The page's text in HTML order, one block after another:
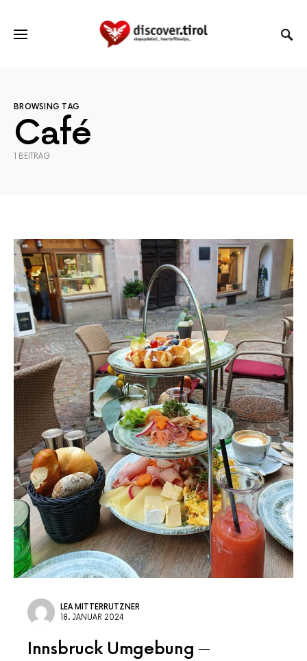
BROWSING TAG
Café
1 BEITRAG
LEA MITTERRUTZNER
18. JANUAR 2024
Innsbruck Umgebung